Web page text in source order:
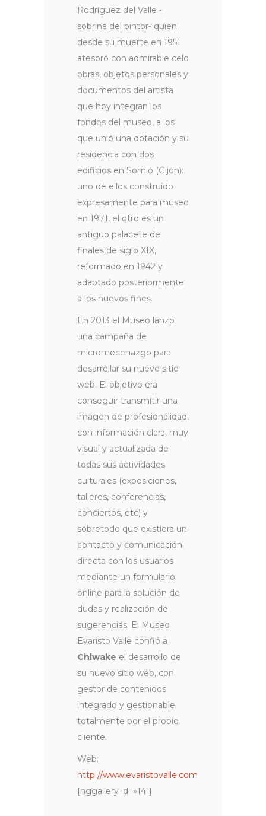
Rodríguez del Valle -
sobrina del pintor- quien
desde su muerte en 1951
atesoró con admirable celo
obras, objetos personales y
documentos del artista
que hoy integran los
fondos del museo, a los
que unió una dotación y su
residencia con dos
edificios en Somió (Gijón):
uno de ellos construído
expresamente para museo
en 1971, el otro es un
antiguo palacete de
finales de siglo XIX,
reformado en 1942 y
adaptado posteriormente
a los nuevos fines.
En 2013 el Museo lanzó
una campaña de
micromecenazgo para
desarrollar su nuevo sitio
web. El objetivo era
conseguir transmitir una
imagen de profesionalidad,
con información clara, muy
visual y actualizada de
todas sus actividades
culturales (exposiciones,
talleres, conferencias,
conciertos, etc) y
sobretodo que existiera un
contacto y comunicación
directa con los usuarios
mediante un formulario
online para la solución de
dudas y realización de
sugerencias. El Museo
Evaristo Valle confió a
Chiwake el desarrollo de
su nuevo sitio web, con
gestor de contenidos
integrado y gestionable
totalmente por el propio
cliente.
Web:
http://www.evaristovalle.com
[nggallery id=»14″]